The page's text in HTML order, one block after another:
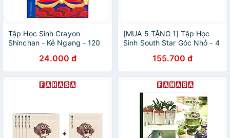
Tập Học Sinh Crayon
Shinchan - Kẻ Ngang - 120
V073 - Màu Hồng
24.000 đ
[MUA 5 TẶNG 1] Tập Học
Sinh South Star Góc Nhỏ - 4
Hồng Hà 0767 - Mẫu 4
155.700 đ